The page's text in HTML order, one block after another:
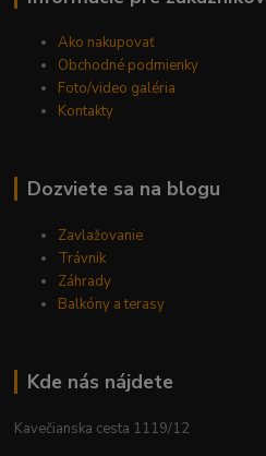
Ako nakupovať
Obchodné podmienky
Foto/video galéria
Kontakty
Dozviete sa na blogu
Zavlažovanie
Trávnik
Záhrady
Balkóny a terasy
Kde nás nájdete
Kavečianska cesta 1119/12